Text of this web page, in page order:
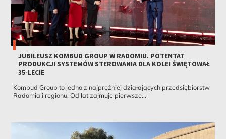
JUBILEUSZ KOMBUD GROUP W RADOMIU. POTENTAT
PRODUKCJI SYSTEMÓW STEROWANIA DLA KOLEI ŚWIĘTOWAŁ
35-LECIE
Kombud Group to jedno z najprężniej działających przedsiębiorstw
Radomia i regionu. Od lat zajmuje pierwsze...